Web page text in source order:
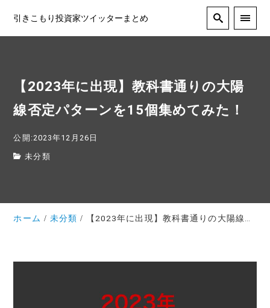
引きこもり投資家ツイッターまとめ
【2023年に出現】教科書通りの大陽
線否定パターンを15個集めてみた！
公開:2023年12月26日
未分類
ホーム 未分類 【2023年に出現】教科書通りの大陽線否定パターンを15個集めてみた！